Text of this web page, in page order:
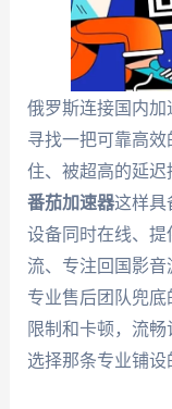
俄罗斯连接国内
寻找一把可靠高效
住、被超高的延
番茄加速器这样具
设备同时在线、
流、专注回国影
专业售后团队兜底
限制和卡顿，流
选择那条专业铺设